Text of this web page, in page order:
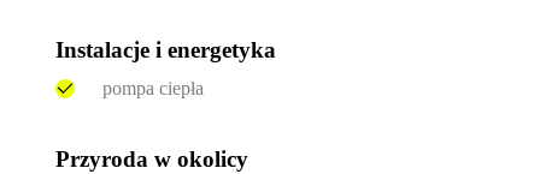
Instalacje i energetyka
pompa ciepła
Przyroda w okolicy